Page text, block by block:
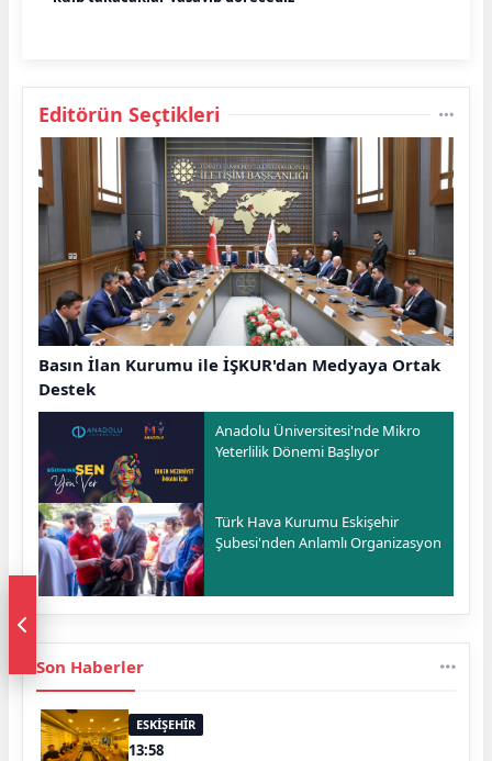
Editörün Seçtikleri
Basın İlan Kurumu ile İŞKUR'dan Medyaya Ortak
Destek
Anadolu Üniversitesi'nde Mikro
Yeterlilik Dönemi Başlıyor
Türk Hava Kurumu Eskişehir
Şubesi'nden Anlamlı Organizasyon
Son Haberler
ESKİŞEHİR
13:58